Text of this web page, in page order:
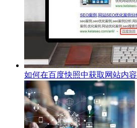
如何在百度快照中获取网站内容